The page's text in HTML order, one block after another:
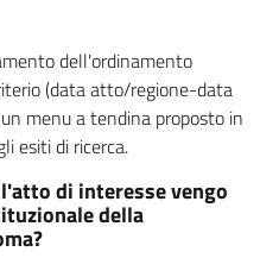
dell'ordinamento
(data atto/regione-data
menu a tendina proposto in
esiti di ricerca.
di interesse vengo
della